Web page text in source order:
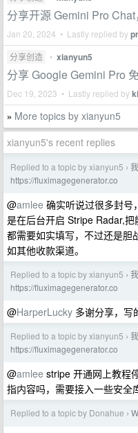
分享开源 Gemini Pro
Jan 20, 2024 • Lastly replied by
分享创造 • xianyun5
分享 Google Gemini Pro
Dec 19, 2023 • Lastly replied by
» More topics by xianyun5
xianyun5's recent replies
Replied to a topic by xianyun5 ›
https://fluximagegenerator.co
@amlee 确实听说过很多封号
是在后台开启 Stripe Radar,
都需要如实填写，不过还是胆
如其他收款渠道。
Replied to a topic by xianyun5 ›
https://fluximagegenerator.co
@HarperLucky 多谢分享，写
Replied to a topic by xianyun5 ›
https://fluximagegenerator.co
@amlee stripe 开通网上教程
指内容吗，需要接入一些安全
Replied to a topic by Donahue ›